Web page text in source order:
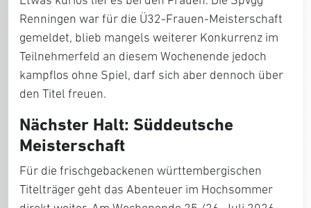
Renningen war für die Ü32-Frauen-Meisterschaft
gemeldet, blieb mangels weiterer Konkurrenz im
Teilnehmerfeld an diesem Wochenende jedoch
kampflos ohne Spiel, darf sich aber dennoch über
den Titel freuen.
Nächster Halt: Süddeutsche
Meisterschaft
Für die frischgebackenen württembergischen
Titelträger geht das Abenteuer im Hochsommer